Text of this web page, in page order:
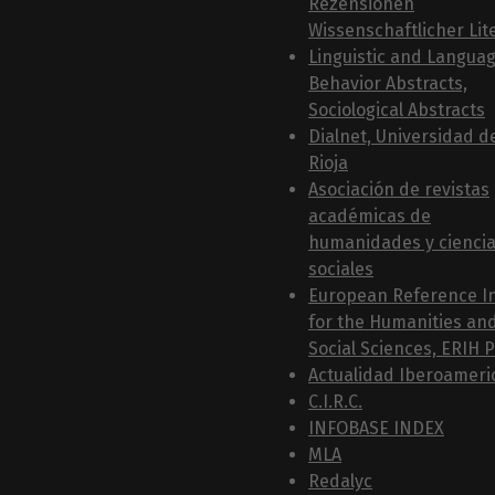
Rezensionen
Wissenschaftlicher
Linguistic and
Behavior Abstracts,
Sociological Abstracts
Dialnet, Universidad
Rioja
Asociación de revistas
académicas de
humanidades y
sociales
European Reference
for the Humanities
Social Sciences, ERIH
Actualidad
C.I.R.C.
INFOBASE INDEX
MLA
Redalyc